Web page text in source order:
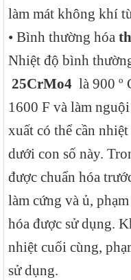
làm mát không khí
• Bình thường hóa
Nhiệt độ bình
25CrMo4 là 900 º
1600 F và làm
xuất có thể cần
dưới con số này.
được chuẩn hóa
làm cứng và ủ,
hóa được sử dụng.
nhiệt cuối cùng,
sử dụng.